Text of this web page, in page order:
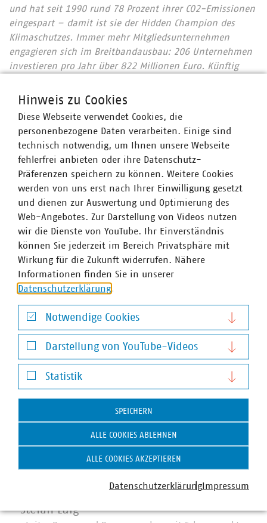
und hat seit 1990 rund 78 Prozent ihrer CO2-Emissionen
eingespart – damit ist sie der Hidden Champion des
Klimaschutzes. Immer mehr Mitgliedsunternehmen
engagieren sich im Breitbandausbau: 206 Unternehmen
investieren pro Jahr über 822 Millionen Euro. Künftig
Mobilfunkunternehmen Anschlüsse für Antennen an ihr
Wir halten Deutschland am Laufen – denn nichts
geschieht, wenn es nicht vor Ort passiert: Unser Beitrag
für heute und morgen: #Daseinsvorsorge. Unsere
Ansprechpartner
Stefan Luig
Hinweis zu Cookies
Diese Webseite verwendet Cookies, die
personenbezogene Daten verarbeiten. Einige sind
technisch notwendig, um Ihnen unsere Webseite
fehlerfrei anbieten oder ihre Datenschutz-
Präferenzen speichern zu können. Weitere Cookies
werden von uns erst nach Ihrer Einwilligung gesetzt
und dienen zur Auswertung und Optimierung des
Web-Angebotes. Zur Darstellung von Videos nutzen
wir die Dienste von YouTube. Ihr Einverständnis
können Sie jederzeit im Bereich Privatsphäre mit
Wirkung für die Zukunft widerrufen. Nähere
Informationen finden Sie in unserer
Datenschutzerklärung
Notwendige Cookies
Notwendige Cookies
Darstellung von YouTube-Videos
Darstellung von YouTube-Videos
Statistik
Statistik
SPEICHERN
ALLE COOKIES ABLEHNEN
ALLE COOKIES AKZEPTIEREN
DatenschutzerklärungImpressum